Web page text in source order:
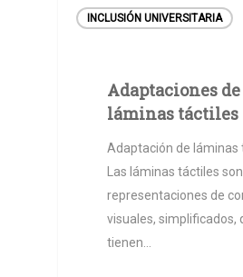
INCLUSIÓN UNIVERSITARIA
Adaptaciones de
láminas táctiles
Adaptación de láminas
Las láminas táctiles son
representaciones de
visuales, simplificados,
tienen…